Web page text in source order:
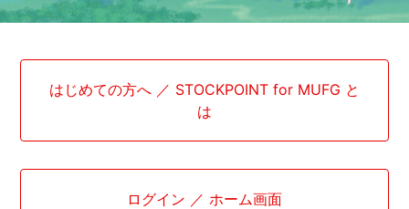
はじめての方へ ／ STOCKPOINT for MUFG と
は
ログイン ／ ホーム画面